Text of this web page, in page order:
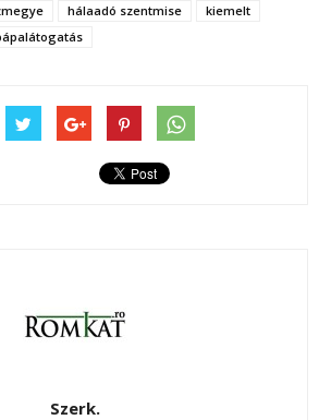
hálaadó szentmise
kiemelt
Szerk.